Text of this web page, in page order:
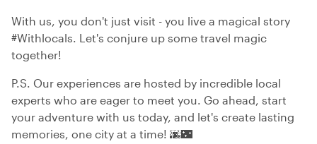
With us, you don't just visit - you live a magical story
#Withlocals. Let's conjure up some travel magic
together!
P.S. Our experiences are hosted by incredible local
experts who are eager to meet you. Go ahead, start
your adventure with us today, and let's create lasting
memories, one city at a time! 🌆🌃